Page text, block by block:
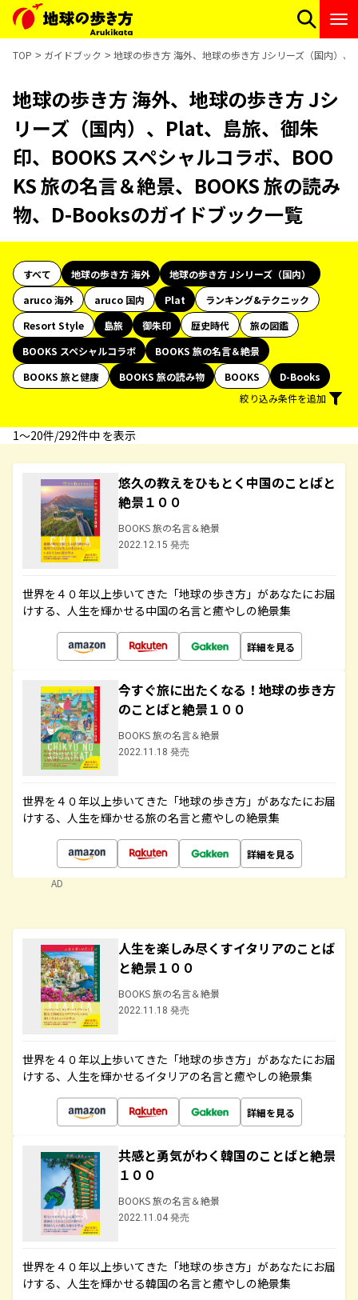
TOP ガイドブック 地球の歩き方 海外、地球の歩き方 Jシリーズ（国内）
地球の歩き方 海外、地球の歩き方 Jシ
リーズ（国内）、Plat、島旅、御朱
印、BOOKS スペシャルコラボ、BOO
KS 旅の名言＆絶景、BOOKS 旅の読み
物、D-Booksのガイドブック一覧
すべて 地球の歩き方 海外
地球の歩き方 Jシリーズ（国内）
aruco 海外
aruco 国内 Plat
ランキング&テクニック
Resort Style
島旅 御朱印 歴史時代
旅の図鑑
BOOKS スペシャルコラボ
BOOKS 旅の名言＆絶景
BOOKS 旅と健康
BOOKS 旅の読み物 BOOKS
D-Books
絞り込み条件を追加
1〜20件/292件中 を表示
悠久の教えをひもとく中国のことばと
絶景１００
BOOKS 旅の名言＆絶景
2022.12.15 発売
世界を４０年以上歩いてきた「地球の歩き方」があなたにお届
けする、人生を輝かせる中国の名言と癒やしの絶景集
詳細を見る
今すぐ旅に出たくなる！地球の歩き方
のことばと絶景１００
BOOKS 旅の名言＆絶景
2022.11.18 発売
世界を４０年以上歩いてきた「地球の歩き方」があなたにお届
けする、人生を輝かせる旅の名言と癒やしの絶景集
詳細を見る
AD
人生を楽しみ尽くすイタリアのことば
と絶景１００
BOOKS 旅の名言＆絶景
2022.11.18 発売
世界を４０年以上歩いてきた「地球の歩き方」があなたにお届
けする、人生を輝かせるイタリアの名言と癒やしの絶景集
詳細を見る
共感と勇気がわく韓国のことばと絶景
１００
BOOKS 旅の名言＆絶景
2022.11.04 発売
世界を４０年以上歩いてきた「地球の歩き方」があなたにお届
けする、人生を輝かせる韓国の名言と癒やしの絶景集